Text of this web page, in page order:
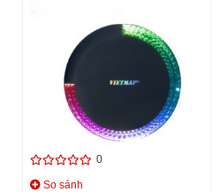
ANDROID BOX VIETMAP BS10
0
So sánh